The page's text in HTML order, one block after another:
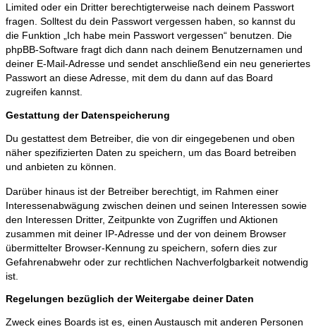
Limited oder ein Dritter berechtigterweise nach deinem Passwort
fragen. Solltest du dein Passwort vergessen haben, so kannst du
die Funktion „Ich habe mein Passwort vergessen“ benutzen. Die
phpBB-Software fragt dich dann nach deinem Benutzernamen und
deiner E-Mail-Adresse und sendet anschließend ein neu generiertes
Passwort an diese Adresse, mit dem du dann auf das Board
zugreifen kannst.
Gestattung der Datenspeicherung
Du gestattest dem Betreiber, die von dir eingegebenen und oben
näher spezifizierten Daten zu speichern, um das Board betreiben
und anbieten zu können.
Darüber hinaus ist der Betreiber berechtigt, im Rahmen einer
Interessenabwägung zwischen deinen und seinen Interessen sowie
den Interessen Dritter, Zeitpunkte von Zugriffen und Aktionen
zusammen mit deiner IP-Adresse und der von deinem Browser
übermittelter Browser-Kennung zu speichern, sofern dies zur
Gefahrenabwehr oder zur rechtlichen Nachverfolgbarkeit notwendig
ist.
Regelungen bezüglich der Weitergabe deiner Daten
Zweck eines Boards ist es, einen Austausch mit anderen Personen